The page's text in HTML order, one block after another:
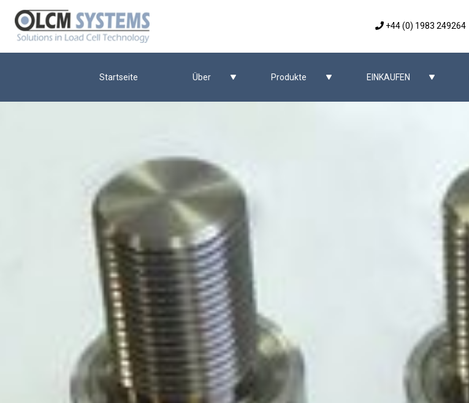
+44 (0) 1983 249264
Startseite Über Produkte EINKAUFEN